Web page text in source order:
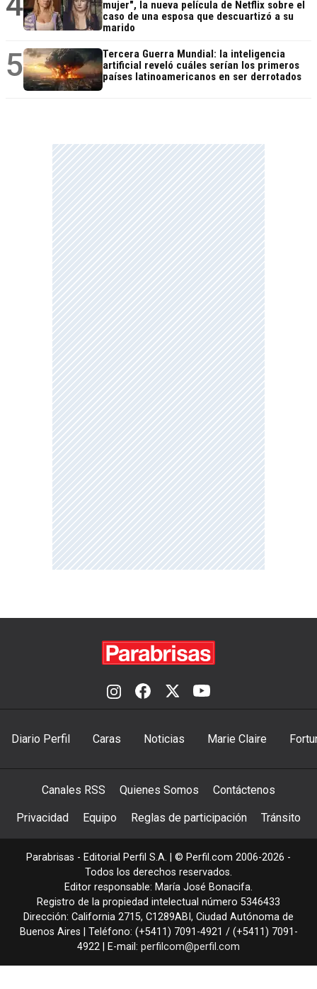
mujer", la nueva película de Netflix sobre el
caso de una esposa que descuartizó a su
marido
5
Tercera Guerra Mundial: la inteligencia
artificial reveló cuáles serían los primeros
países latinoamericanos en ser derrotados
Diario Perfil Caras Noticias Marie Claire
Canales RSS Quienes Somos Contáctenos
Privacidad Equipo Reglas de participación Tránsito
Parabrisas - Editorial Perfil S.A. | © Perfil.com 2006-2026 -
Todos los derechos reservados.
Editor responsable: María José Bonacifa.
Registro de la propiedad intelectual número 5346433
Dirección: California 2715, C1289ABI , Ciudad Autónoma de
Buenos Aires | Teléfono: (+5411) 7091-4921 / (+5411) 7091-
4922 | E-mail: perfilcom@perfil.com